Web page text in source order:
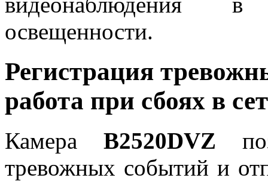
освещенности.
Регистрация
работа при сбоях в
Камера B2520DVZ
тревожных событий и